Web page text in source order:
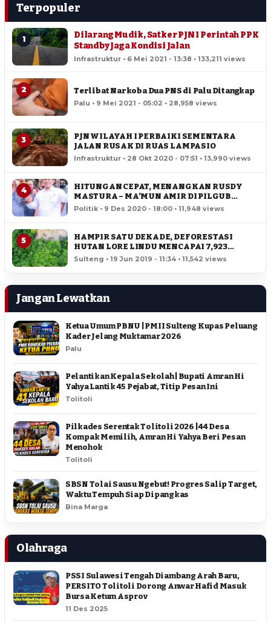
Terpopuler
1
Dilarang Mudik, Satker PJN I Perintah PPK
Standby Jaga Kondisi Jalan
Infrastruktur • 6 Mei 2021 - 13:38 • 133,211 views
2 Terlibat Narkoba Dua PNS di Palu Ditangkap
Palu • 9 Mei 2021 - 05:02 • 28,958 views
3
PJN WILAYAH I PERBAIKI SEMENTARA
JALAN RUSAK DI RUAS LAMPASIO
Infrastruktur • 28 Okt 2020 - 07:51 • 13,990 views
4
HITUNGAN CEPAT, MENANGKAN RUSDY
MASTURA – MA’MUN AMIR DI PILGUB
SULTENG
Politik • 9 Des 2020 - 18:00 • 11,948 views
5
HAMPIR SATU DEKADE, DEFORESTASI
HUTAN LORE LINDU MENCAPAI 7,923
HEKTAR
Sulteng • 19 Jun 2019 - 11:34 • 11,542 views
Jangan Lewatkan
Ketua Umum PBNU | PMII Sulteng Kupas Peluang
Kader Jelang Muktamar 2026
Palu
Pelantikan Kepala Sekolah | Bupati Amran Hi
Yahya Lantik 45 Pejabat, Titip Pesan Ini
Tolitoli
Pilkades Serentak Tolitoli 2026 | 44 Desa
Kompak Memilih, Amran Hi Yahya Beri Pesan
Menohok
Tolitoli
SBSN Tolai Sausu Ngebut! Progres Salip Target,
Waktu Tempuh Siap Dipangkas
Bina Marga
Olahraga
PSSI Sulawesi Tengah Diambang Arah Baru,
PERSITO Tolitoli Dorong Anwar Hafid Masuk
Bursa Ketum Asprov
11 Des 2025